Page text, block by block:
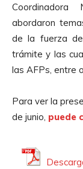
d
e
A
u
d
o
abordaron
de la fuerza
trámite y las
las AFPs, entre
Para ver la
de junio, puede